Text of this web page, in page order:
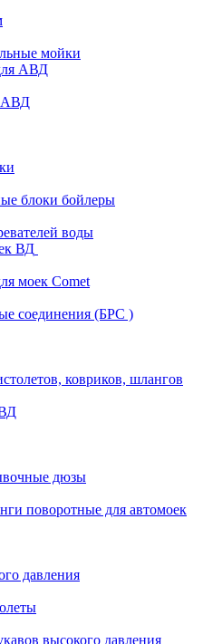
мойки
АВД
АВД
блоки бойлеры
воды
ВД
моек Comet
соединения (БРС )
ковриков, шлангов
дюзы
поворотные для автомоек
давления
высокого давления